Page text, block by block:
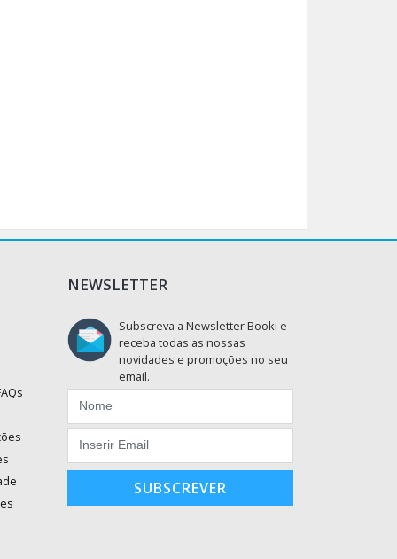
NEWSLETTER
Subscreva a Newsletter Booki e
receba todas as nossas
novidades e promoções no seu
email.
SUBSCREVER